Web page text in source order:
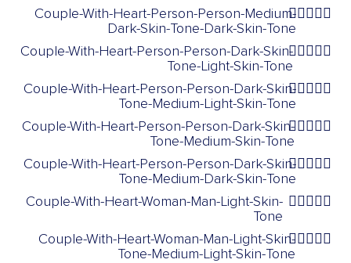
🧑🏾‍❤️‍🧑🏿
Couple-With-Heart-Person-Person-Medium-
Dark-Skin-Tone-Dark-Skin-Tone
🧑🏿‍❤️‍🧑🏻
Couple-With-Heart-Person-Person-Dark-Skin-
Tone-Light-Skin-Tone
🧑🏿‍❤️‍🧑🏼
Couple-With-Heart-Person-Person-Dark-Skin-
Tone-Medium-Light-Skin-Tone
🧑🏿‍❤️‍🧑🏽
Couple-With-Heart-Person-Person-Dark-Skin-
Tone-Medium-Skin-Tone
🧑🏿‍❤️‍🧑🏾
Couple-With-Heart-Person-Person-Dark-Skin-
Tone-Medium-Dark-Skin-Tone
👩🏻‍❤️‍👨🏻
Couple-With-Heart-Woman-Man-Light-Skin-
Tone
👩🏻‍❤️‍👨🏼
Couple-With-Heart-Woman-Man-Light-Skin-
Tone-Medium-Light-Skin-Tone